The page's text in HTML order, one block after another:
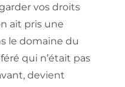
vos droits
ait pris une
le domaine du
qui n’était pas
devient